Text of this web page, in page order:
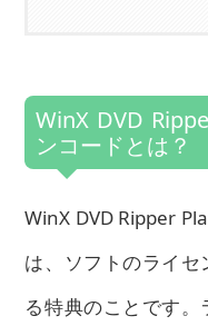
WinX DVD
ンコードとは？
WinX DVD Ripper
は、ソフトのライ
る特典のことです。